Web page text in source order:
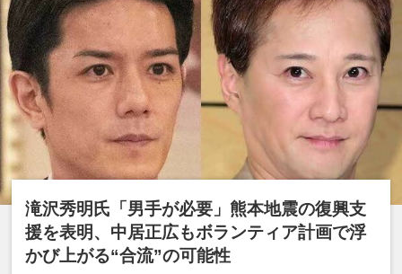
滝沢秀明氏「男手が必要」熊本地震の復興支
援を表明、中居正広もボランティア計画で浮
かび上がる“合流”の可能性